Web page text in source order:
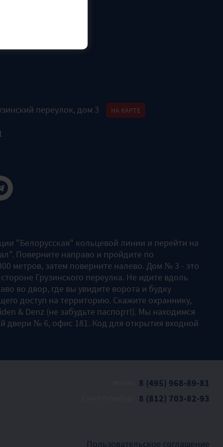
переулок, дом 3 НА КАРТЕ
"Белорусская" кольцевой линии и перейти на
Поверните направо и пройдите по
метров, затем поверните налево. Дом № 3 - это
Грузинского переулка. Не идите вдоль
во двор, где вы увидите ворота и будку
доступ на территорию. Скажите охраннику,
& Denz (не забудьте паспорт!). Мы находимся
двери № 6, офис 181. Код для открытия входной
8 (495) 968-89-81
8 (812) 703-82-93
Пользовательское соглашение